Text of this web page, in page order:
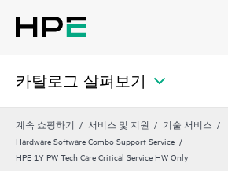
카탈로그 살펴보기
계속 쇼핑하기 서비스 및 지원
기술 서비스
Hardware Software Combo Support Service
HPE 1Y PW Tech Care Critical Service HW Only